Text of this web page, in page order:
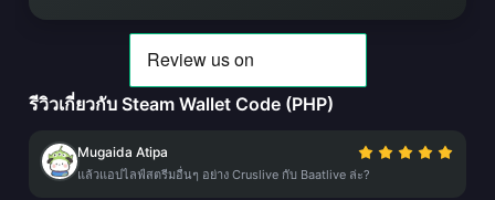
รีวิวเกี่ยวกับ Steam Wallet Code (PHP)
Mugaida Atipa
แล้วแอปไลฟ์สตรีมอื่นๆ อย่าง Cruslive กับ Baatlive ล่ะ?